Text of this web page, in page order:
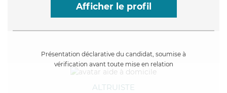
Afficher le profil
Présentation déclarative du candidat, soumise à
vérification avant toute mise en relation
ALTRUISTE